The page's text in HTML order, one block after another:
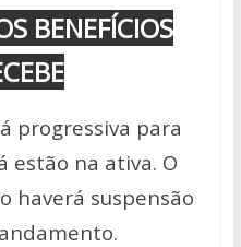
BENEFÍCIOS
progressiva para
estão na ativa. O
haverá suspensão